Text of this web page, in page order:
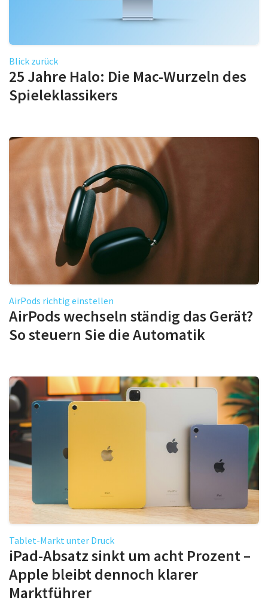
Blick zurück
25 Jahre Halo: Die Mac-Wurzeln des
Spieleklassikers
AirPods richtig einstellen
AirPods wechseln ständig das Gerät?
So steuern Sie die Automatik
Tablet-Markt unter Druck
iPad-Absatz sinkt um acht Prozent –
Apple bleibt dennoch klarer
Marktführer